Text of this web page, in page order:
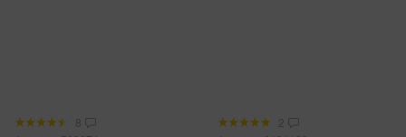
8
2